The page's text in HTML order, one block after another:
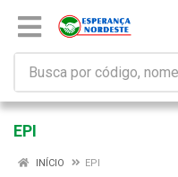
EPI
INÍCIO EPI